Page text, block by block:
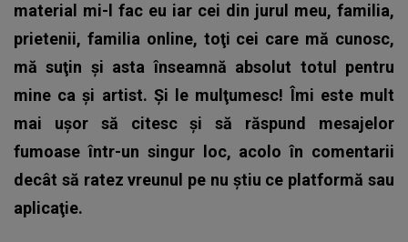
material mi-l fac eu iar cei din jurul meu, familia,
prietenii, familia online, toţi cei care mă cunosc,
mă suţin şi asta înseamnă absolut totul pentru
mine ca şi artist. Şi le mulţumesc! Îmi este mult
mai uşor să citesc şi să răspund mesajelor
fumoase într-un singur loc, acolo în comentarii
decât să ratez vreunul pe nu ştiu ce platformă sau
aplicaţie.